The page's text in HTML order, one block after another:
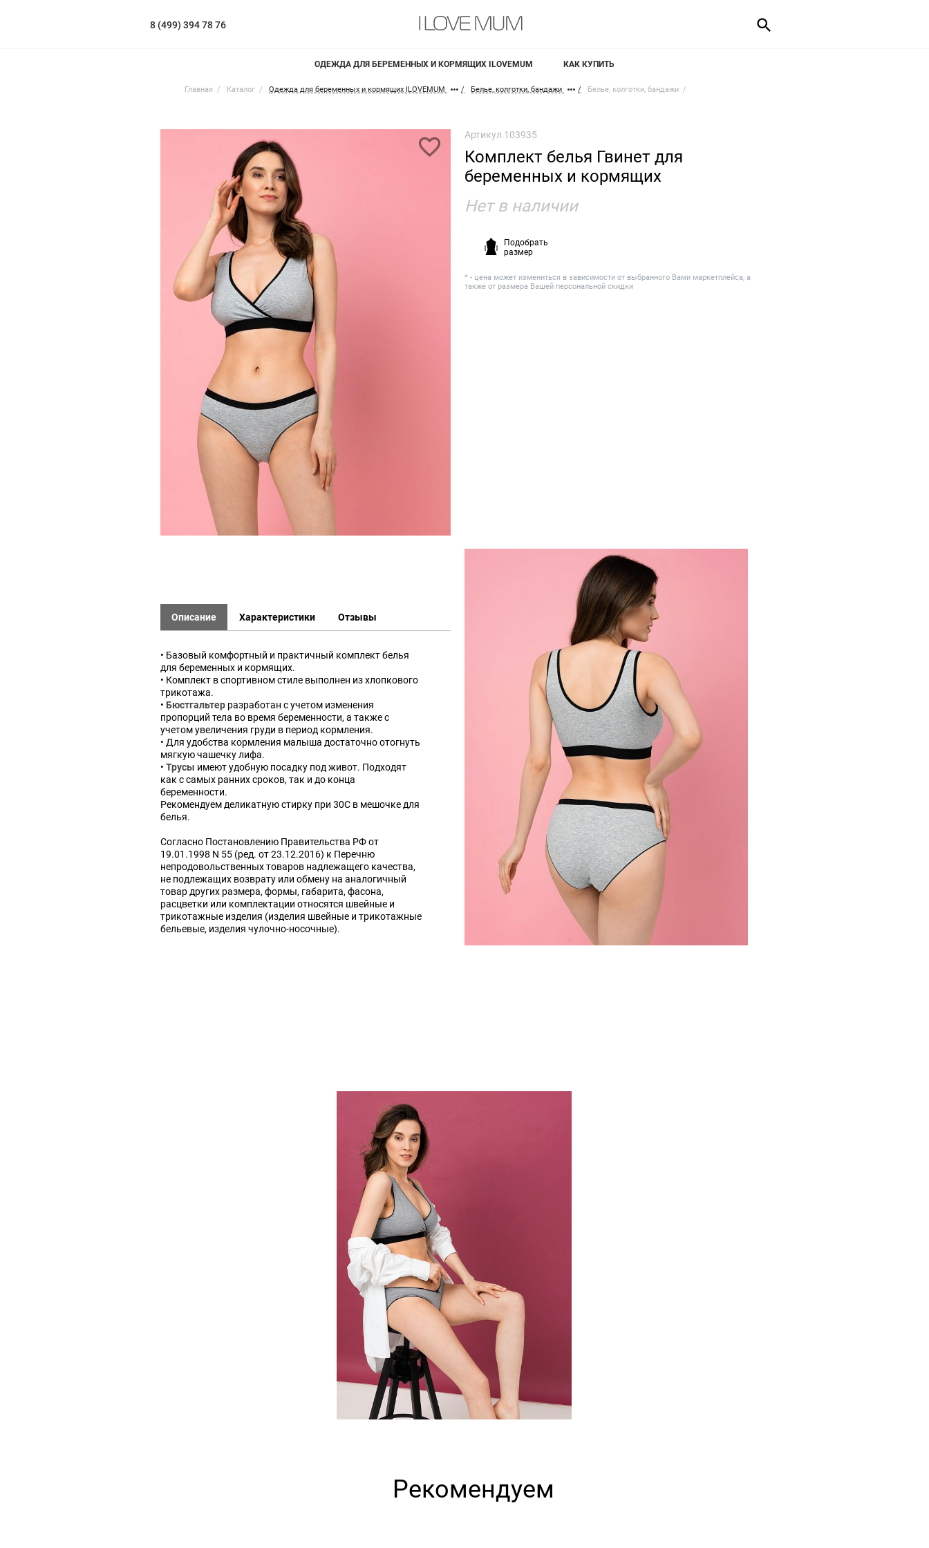
8 (499) 394 78 76
ОДЕЖДА ДЛЯ БЕРЕМЕННЫХ И КОРМЯЩИХ ILOVEMUM КАК КУПИТЬ
Главная Каталог Одежда для беременных и кормящих ILOVEMUM Белье, колготки, бандажи Белье, колготки, бандажи
Артикул 103935
Комплект белья Гвинет для
беременных и кормящих
Нет в наличии
Подобрать
размер
* - цена может измениться в зависимости от выбранного Вами маркетплейса, а
также от размера Вашей персональной скидки
Описание Характеристики Отзывы
• Базовый комфортный и практичный комплект белья
для беременных и кормящих.
• Комплект в спортивном стиле выполнен из хлопкового
трикотажа.
• Бюстгальтер разработан с учетом изменения
пропорций тела во время беременности, а также с
учетом увеличения груди в период кормления.
• Для удобства кормления малыша достаточно отогнуть
мягкую чашечку лифа.
• Трусы имеют удобную посадку под живот. Подходят
как с самых ранних сроков, так и до конца
беременности.
Рекомендуем деликатную стирку при 30С в мешочке для
белья.
Согласно Постановлению Правительства РФ от
19.01.1998 N 55 (ред. от 23.12.2016) к Перечню
непродовольственных товаров надлежащего качества,
не подлежащих возврату или обмену на аналогичный
товар других размера, формы, габарита, фасона,
расцветки или комплектации относятся швейные и
трикотажные изделия (изделия швейные и трикотажные
бельевые, изделия чулочно-носочные).
Рекомендуем